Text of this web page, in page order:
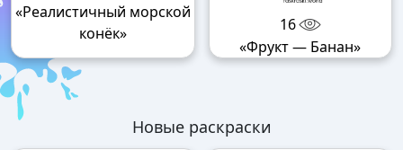
«Реалистичный морской
конёк»
16
«Фрукт — Банан»
Новые раскраски